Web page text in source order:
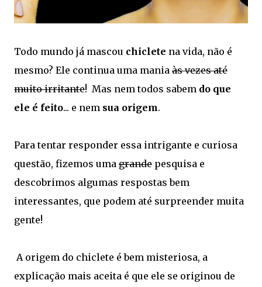
Todo mundo já mascou chiclete na vida, não é
mesmo? Ele continua uma mania às vezes até
muito irritante! Mas nem todos sabem do que
ele é feito... e nem sua origem.
Para tentar responder essa intrigante e curiosa
questão, fizemos uma grande pesquisa e
descobrimos algumas respostas bem
interessantes, que podem até surpreender muita
gente!
A origem do chiclete é bem misteriosa, a
explicação mais aceita é que ele se originou de